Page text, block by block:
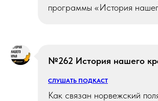
программы «История
№262 История нашего
СЛУШАТЬ ПОДКАСТ
Как связан норвежский